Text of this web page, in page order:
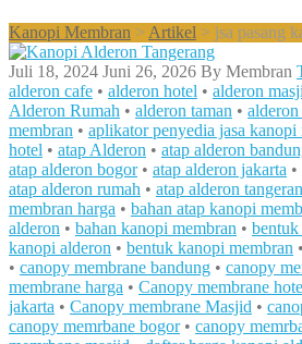
Kanopi Membran > Artikel > jsa pasang
Juli 18, 2024 Juni 26, 2026 By Membran
alderon cafe • alderon hotel • alderon
Alderon Rumah • alderon taman • alderon
membran • aplikator penyedia jasa kanopi
hotel • atap Alderon • atap alderon
atap alderon bogor• atap alderon jakarta •
atap alderon rumah • atap alderon
membran harga • bahan atap kanopi
alderon • bahan kanopi membran • bentuk
kanopi alderon • bentuk kanopi membran •
• canopy membrane bandung • canopy
membrane harga • Canopy membrane
jakarta • Canopy membrane Masjid •
canopy memrbane bogor• canopy